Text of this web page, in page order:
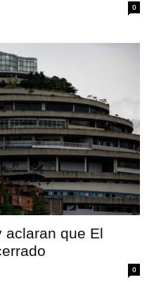
0
aclaran que El
0